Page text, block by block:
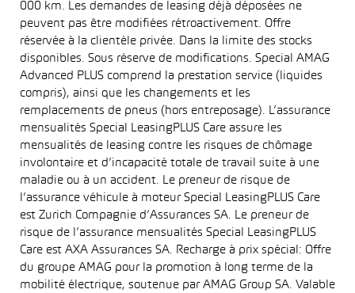
000 km. Les demandes de leasing déjà déposées ne
peuvent pas être modifiées rétroactivement. Offre
réservée à la clientèle privée. Dans la limite des stocks
disponibles. Sous réserve de modifications. Special AMAG
Advanced PLUS comprend la prestation service (liquides
compris), ainsi que les changements et les
remplacements de pneus (hors entreposage). L’assurance
mensualités Special LeasingPLUS Care assure les
mensualités de leasing contre les risques de chômage
involontaire et d’incapacité totale de travail suite à une
maladie ou à un accident. Le preneur de risque de
l’assurance véhicule à moteur Special LeasingPLUS Care
est Zurich Compagnie d’Assurances SA. Le preneur de
risque de l’assurance mensualités Special LeasingPLUS
Care est AXA Assurances SA. Recharge à prix spécial: Offre
du groupe AMAG pour la promotion à long terme de la
mobilité électrique, soutenue par AMAG Group SA. Valable